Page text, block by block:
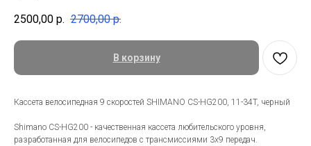
2500,00 р. 2700,00 р.
В корзину
Кассета велосипедная 9 скоростей SHIMANO CS-HG200, 11-34T, черный
Shimano CS-HG200 - качественная кассета любительского уровня,
разработанная для велосипедов с трансмиссиями 3х9 передач.